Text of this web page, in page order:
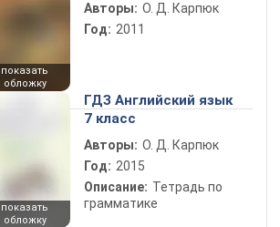
показать
обложку
Авторы: О. Д. Карпюк
Год: 2011
показать
обложку
ГДЗ Английский язык
7 класс
Авторы: О. Д. Карпюк
Год: 2015
Описание: Тетрадь по
грамматике